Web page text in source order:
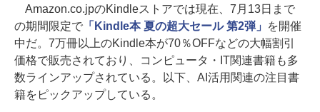
Amazon.co.jpのKindleストアでは現在、7月13日まで
の期間限定で「Kindle本 夏の超大セール 第2弾」
を開催
中だ。7万冊以上のKindle本が70％OFFなどの大幅割引
価格で販売されており、コンピュータ・IT関連書籍も多
数ラインアップされている。以下、AI活用関連の注目書
籍をピックアップしている。